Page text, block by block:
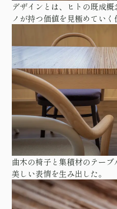
デザインとは、ヒトの既成
ノが持つ価値を見極めていく
曲木の椅子と集積材のテー
美しい表情を生み出した。